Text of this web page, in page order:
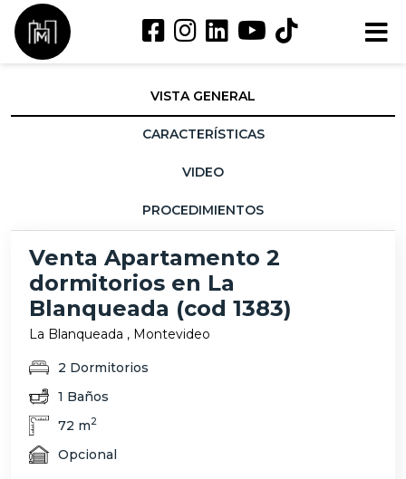
VISTA GENERAL
CARACTERÍSTICAS
VIDEO
PROCEDIMIENTOS
Venta Apartamento 2
dormitorios en La
Blanqueada (cod 1383)
La Blanqueada , Montevideo
2 Dormitorios
1 Baños
72 m2
Opcional